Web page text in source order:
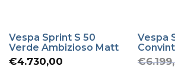
Vespa Sprint S 50
Verde Ambizioso Matt
€4.730,00
Vespa
€